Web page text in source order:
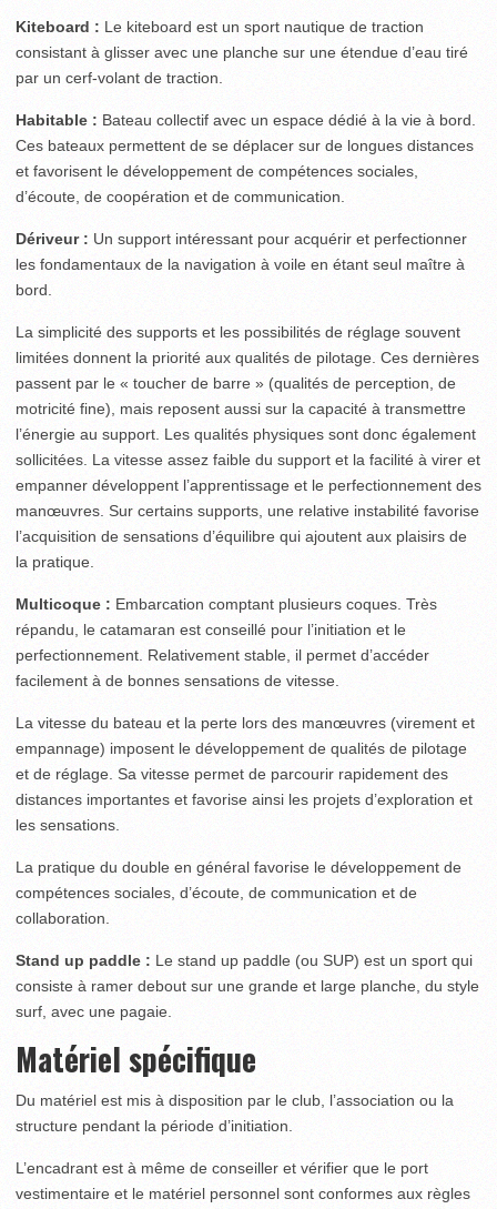
Kiteboard : Le kiteboard est un sport nautique de traction
consistant à glisser avec une planche sur une étendue d’eau tiré
par un cerf-volant de traction.
Habitable : Bateau collectif avec un espace dédié à la vie à bord.
Ces bateaux permettent de se déplacer sur de longues distances
et favorisent le développement de compétences sociales,
d’écoute, de coopération et de communication.
Dériveur : Un support intéressant pour acquérir et perfectionner
les fondamentaux de la navigation à voile en étant seul maître à
bord.
La simplicité des supports et les possibilités de réglage souvent
limitées donnent la priorité aux qualités de pilotage. Ces dernières
passent par le « toucher de barre » (qualités de perception, de
motricité fine), mais reposent aussi sur la capacité à transmettre
l’énergie au support. Les qualités physiques sont donc également
sollicitées. La vitesse assez faible du support et la facilité à virer et
empanner développent l’apprentissage et le perfectionnement des
manœuvres. Sur certains supports, une relative instabilité favorise
l’acquisition de sensations d’équilibre qui ajoutent aux plaisirs de
la pratique.
Multicoque : Embarcation comptant plusieurs coques. Très
répandu, le catamaran est conseillé pour l’initiation et le
perfectionnement. Relativement stable, il permet d’accéder
facilement à de bonnes sensations de vitesse.
La vitesse du bateau et la perte lors des manœuvres (virement et
empannage) imposent le développement de qualités de pilotage
et de réglage. Sa vitesse permet de parcourir rapidement des
distances importantes et favorise ainsi les projets d’exploration et
les sensations.
La pratique du double en général favorise le développement de
compétences sociales, d’écoute, de communication et de
collaboration.
Stand up paddle : Le stand up paddle (ou SUP) est un sport qui
consiste à ramer debout sur une grande et large planche, du style
surf, avec une pagaie.
Matériel spécifique
Du matériel est mis à disposition par le club, l’association ou la
structure pendant la période d’initiation.
L’encadrant est à même de conseiller et vérifier que le port
vestimentaire et le matériel personnel sont conformes aux règles